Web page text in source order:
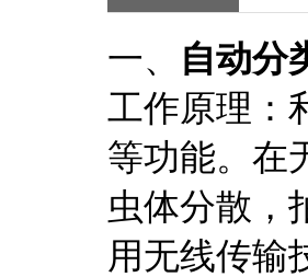
一、
自动分
工作原理：
等功能。在
虫体分散，
用无线传输